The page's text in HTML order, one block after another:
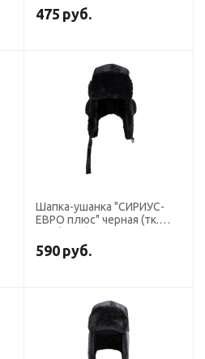
475 руб.
Шапка-ушанка "СИРИУС-
ЕВРО плюс" черная (тк.
590 руб.